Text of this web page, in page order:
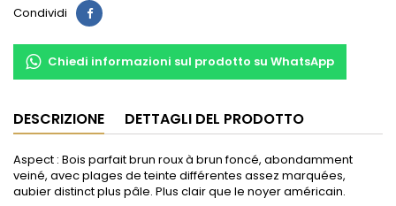
Condividi Condividi
Chiedi informazioni sul prodotto su WhatsApp
DESCRIZIONE DETTAGLI DEL PRODOTTO
Aspect : Bois parfait brun roux à brun foncé, abondamment
veiné, avec plages de teinte différentes assez marquées,
aubier distinct plus pâle. Plus clair que le noyer américain.